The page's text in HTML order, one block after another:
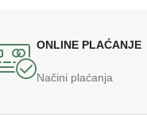
ONLINE PLAĆANJE
Načini plaćanja